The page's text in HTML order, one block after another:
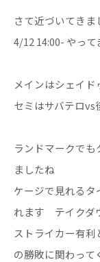
さて近づいてき
4/12 14:00- やって
メインはシェイ
セミはサバテロvs
ランドマークで
ましたね
ケージで見れる
れます テイクダ
ストライカー有
の勝敗に関わって